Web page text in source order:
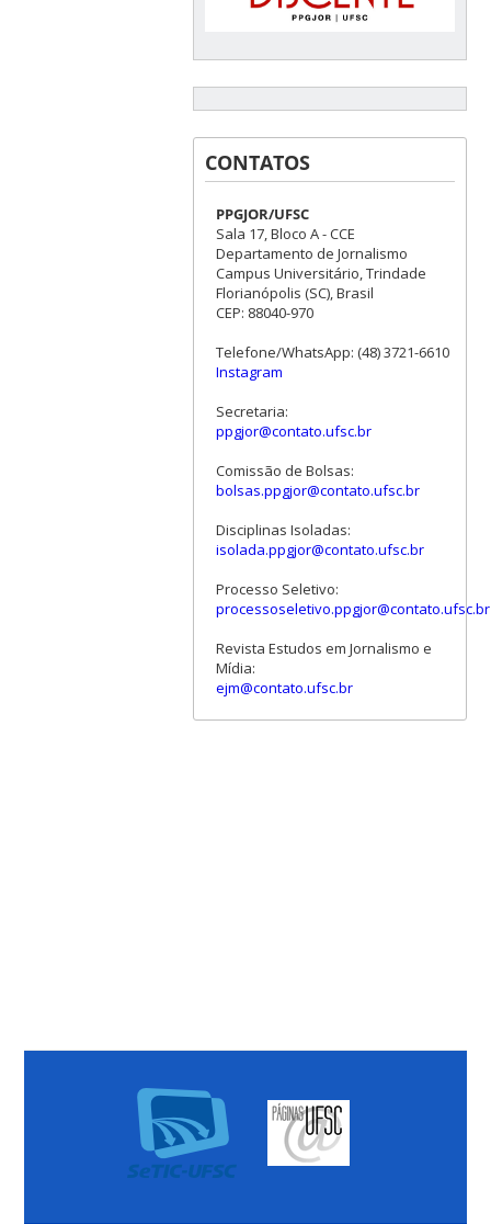
CONTATOS
PPGJOR/UFSC
Sala 17, Bloco A - CCE
Departamento de Jornalismo
Campus Universitário, Trindade
Florianópolis (SC), Brasil
CEP: 88040-970
Telefone/WhatsApp: (48) 3721-6610
Instagram
Secretaria:
ppgjor@contato.ufsc.br
Comissão de Bolsas:
bolsas.ppgjor@contato.ufsc.br
Disciplinas Isoladas:
isolada.ppgjor@contato.ufsc.br
Processo Seletivo:
processoseletivo.ppgjor@contato.ufsc.br
Revista Estudos em Jornalismo e
Mídia:
ejm@contato.ufsc.br